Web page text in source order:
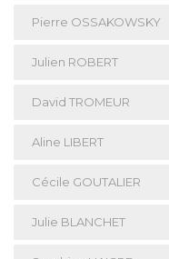
Pierre OSSAKOWSKY
Julien ROBERT
David TROMEUR
Aline LIBERT
Cécile GOUTALIER
Julie BLANCHET